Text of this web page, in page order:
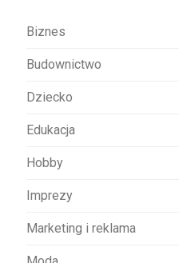
Biznes
Budownictwo
Dziecko
Edukacja
Hobby
Imprezy
Marketing i reklama